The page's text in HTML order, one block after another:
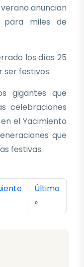
anuncian
para miles de
los días 25
ser festivos.
gigantes que
celebraciones
el Yacimiento
que
festivas.
página
Última
Último
»